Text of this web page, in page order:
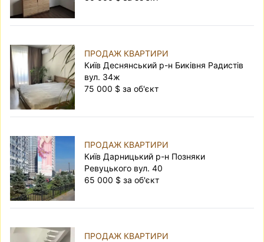
ПРОДАЖ КВАРТИРИ
Київ Деснянський р-н Биківня Радистів
вул. 34ж
75 000 $ за об'єкт
ПРОДАЖ КВАРТИРИ
Київ Дарницький р-н Позняки
Ревуцького вул. 40
65 000 $ за об'єкт
ПРОДАЖ КВАРТИРИ